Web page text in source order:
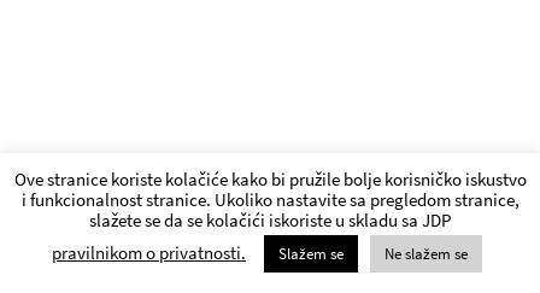
Ove stranice koriste kolačiće kako bi pružile bolje korisničko iskustvo
i funkcionalnost stranice. Ukoliko nastavite sa pregledom stranice,
slažete se da se kolačići iskoriste u skladu sa JDP
pravilnikom o privatnosti.
Slažem se Ne slažem se